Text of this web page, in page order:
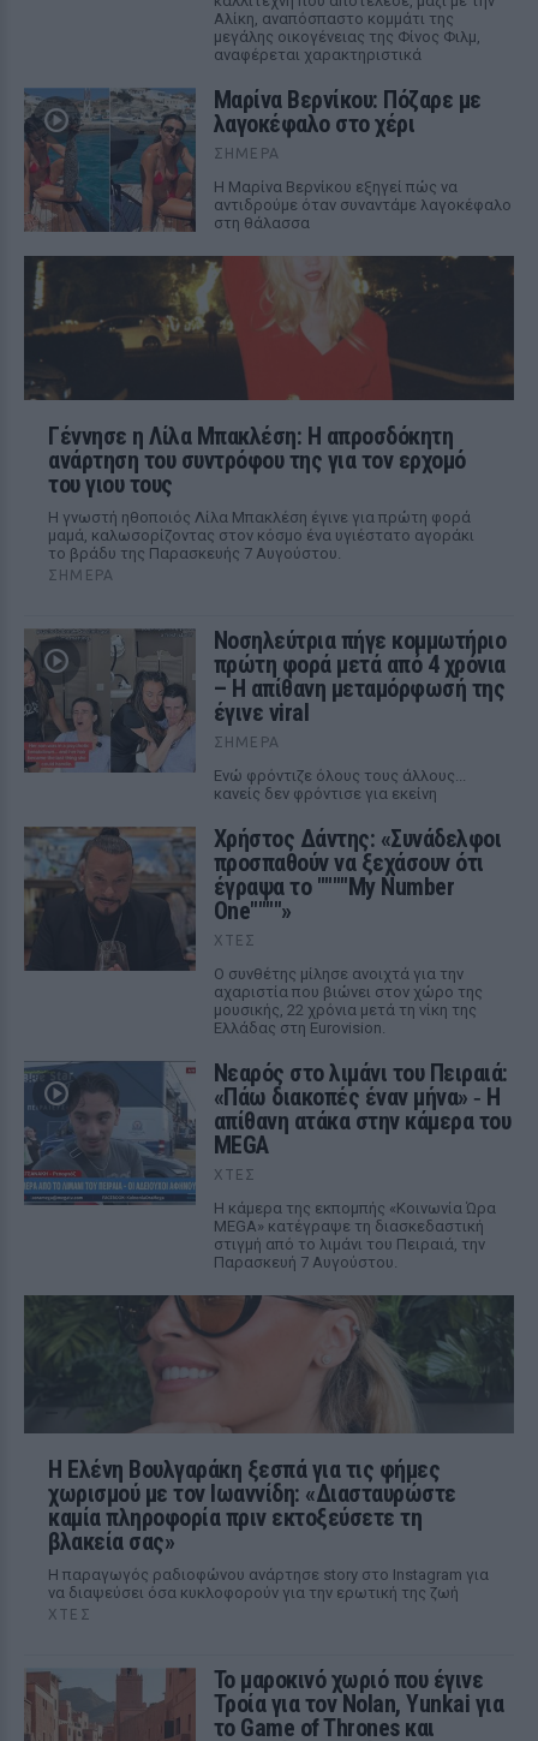
Αλίκη, αναπόσπαστο κομμάτι της
μεγάλης οικογένειας της Φίνος Φιλμ,
αναφέρεται χαρακτηριστικά
Μαρίνα Βερνίκου: Πόζαρε με
λαγοκέφαλο στο χέρι
ΣΉΜΕΡΑ
Η Μαρίνα Βερνίκου εξηγεί πώς να
αντιδρούμε όταν συναντάμε λαγοκέφαλο
στη θάλασσα
Γέννησε η Λίλα Μπακλέση: Η απροσδόκητη
ανάρτηση του συντρόφου της για τον ερχομό
του γιου τους
Η γνωστή ηθοποιός Λίλα Μπακλέση έγινε για πρώτη φορά
μαμά, καλωσορίζοντας στον κόσμο ένα υγιέστατο αγοράκι
το βράδυ της Παρασκευής 7 Αυγούστου.
ΣΉΜΕΡΑ
Νοσηλεύτρια πήγε κομμωτήριο
πρώτη φορά μετά από 4 χρόνια
– Η απίθανη μεταμόρφωσή της
έγινε viral
ΣΉΜΕΡΑ
Ενώ φρόντιζε όλους τους άλλους...
κανείς δεν φρόντισε για εκείνη
Χρήστος Δάντης: «Συνάδελφοι
προσπαθούν να ξεχάσουν ότι
έγραψα το """"My Number
One""""»
ΧΤΕΣ
Ο συνθέτης μίλησε ανοιχτά για την
αχαριστία που βιώνει στον χώρο της
μουσικής, 22 χρόνια μετά τη νίκη της
Ελλάδας στη Eurovision.
Νεαρός στο λιμάνι του Πειραιά:
«Πάω διακοπές έναν μήνα» ‑ Η
απίθανη ατάκα στην κάμερα του
MEGA
ΧΤΕΣ
Η κάμερα της εκπομπής «Κοινωνία Ώρα
MEGA» κατέγραψε τη διασκεδαστική
στιγμή από το λιμάνι του Πειραιά, την
Παρασκευή 7 Αυγούστου.
Η Ελένη Βουλγαράκη ξεσπά για τις φήμες
χωρισμού με τον Ιωαννίδη: «Διασταυρώστε
καμία πληροφορία πριν εκτοξεύσετε τη
βλακεία σας»
Η παραγωγός ραδιοφώνου ανάρτησε story στο Instagram για
να διαψεύσει όσα κυκλοφορούν για την ερωτική της ζωή
ΧΤΕΣ
Το μαροκινό χωριό που έγινε
Τροία για τον Nolan, Yunkai για
το Game of Thrones και